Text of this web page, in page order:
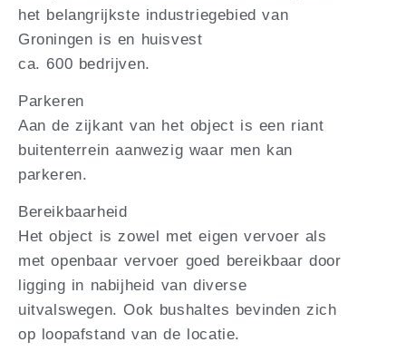
het belangrijkste industriegebied van
Groningen is en huisvest
ca. 600 bedrijven.
Parkeren
Aan de zijkant van het object is een riant
buitenterrein aanwezig waar men kan
parkeren.
Bereikbaarheid
Het object is zowel met eigen vervoer als
met openbaar vervoer goed bereikbaar door
ligging in nabijheid van diverse
uitvalswegen. Ook bushaltes bevinden zich
op loopafstand van de locatie.